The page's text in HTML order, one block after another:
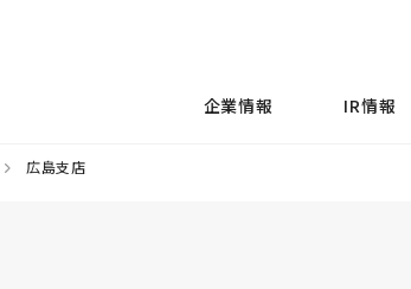
企業情報 IR情報
広島支店